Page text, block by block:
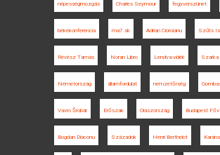
népességmozgás Charles Seymour fegyverszünet
békekonferencia ma7.sk Adrian Cioroianu Szűts
Révész Tamás Noran Libro Lendva-vidék Szarka
Németország államfordulat nemzetőrség
Vavro Šrobár Erőszak Olaszország Budapest
Bogdan Diaconu Századok Henri Berthelot